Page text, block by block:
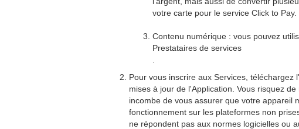
votre carte pour le service Click to Pay.
Contenu numérique : vous pouvez
Prestataires de services
Pour vous inscrire aux Services,
mises à jour de l'Application. Vous risquez
incombe de vous assurer que votre appareil
fonctionnement sur les plateformes non
ne répondent pas aux normes logicielles ou